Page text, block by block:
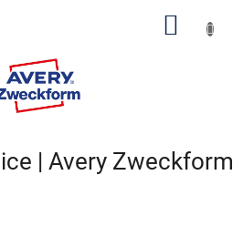
| Avery Zweckform